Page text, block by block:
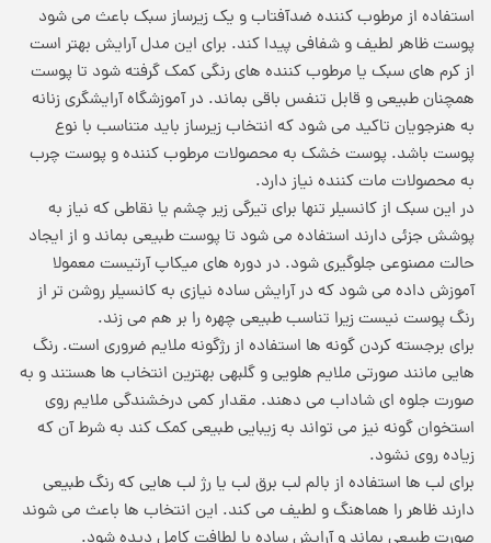
استفاده از مرطوب کننده ضدآفتاب و یک زیرساز سبک باعث می شود
پوست ظاهر لطیف و شفافی پیدا کند. برای این مدل آرایش بهتر است
از کرم های سبک یا مرطوب کننده های رنگی کمک گرفته شود تا پوست
همچنان طبیعی و قابل تنفس باقی بماند. در آموزشگاه آرایشگری زنانه
به هنرجویان تاکید می شود که انتخاب زیرساز باید متناسب با نوع
پوست باشد. پوست خشک به محصولات مرطوب کننده و پوست چرب
به محصولات مات کننده نیاز دارد.
در این سبک از کانسیلر تنها برای تیرگی زیر چشم یا نقاطی که نیاز به
پوشش جزئی دارند استفاده می شود تا پوست طبیعی بماند و از ایجاد
حالت مصنوعی جلوگیری شود. در دوره های میکاپ آرتیست معمولا
آموزش داده می شود که در آرایش ساده نیازی به کانسیلر روشن تر از
رنگ پوست نیست زیرا تناسب طبیعی چهره را بر هم می زند.
برای برجسته کردن گونه ها استفاده از رژگونه ملایم ضروری است. رنگ
هایی مانند صورتی ملایم هلویی و گلبهی بهترین انتخاب ها هستند و به
صورت جلوه ای شاداب می دهند. مقدار کمی درخشندگی ملایم روی
استخوان گونه نیز می تواند به زیبایی طبیعی کمک کند به شرط آن که
زیاده روی نشود.
برای لب ها استفاده از بالم لب برق لب یا رژ لب هایی که رنگ طبیعی
دارند ظاهر را هماهنگ و لطیف می کند. این انتخاب ها باعث می شوند